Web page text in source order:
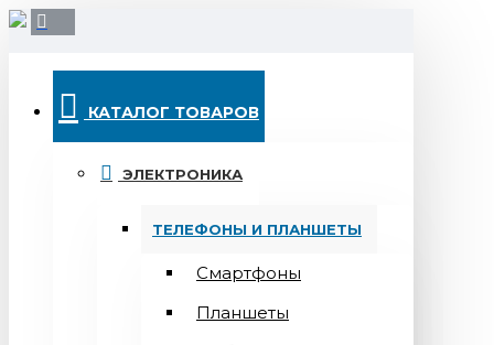
КАТАЛОГ ТОВАРОВ
ЭЛЕКТРОНИКА
ТЕЛЕФОНЫ И ПЛАНШЕТЫ
Смартфоны
Планшеты